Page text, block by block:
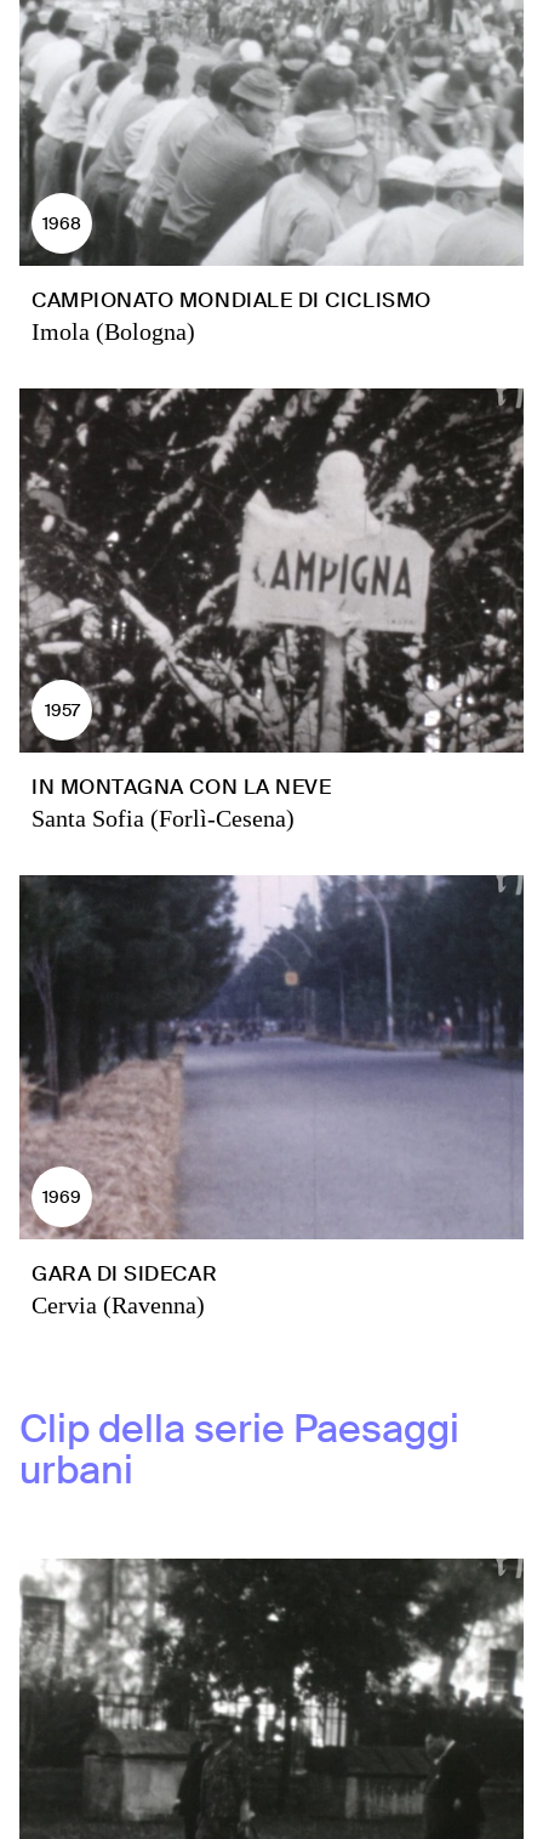
1968
CAMPIONATO MONDIALE DI CICLISMO
Imola (Bologna)
1957
IN MONTAGNA CON LA NEVE
Santa Sofia (Forlì-Cesena)
1969
GARA DI SIDECAR
Cervia (Ravenna)
Clip della serie Paesaggi
urbani